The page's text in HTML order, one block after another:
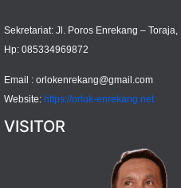
Sekretariat: Jl. Poros Enrekang – Toraja,
Hp: 085334969872
Email : orlokenrekang@gmail.com
Website: https://orlok-enrekang.net
VISITOR